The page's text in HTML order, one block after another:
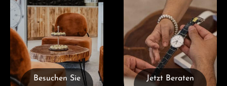
Besuchen Sie
Jetzt Beraten